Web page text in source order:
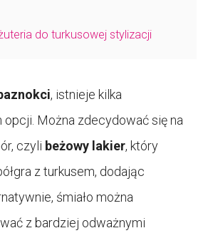
do turkusowej stylizacji
, istnieje kilka
Można zdecydować się na
czyli beżowy lakier, który
z turkusem, dodając
śmiało można
z bardziej odważnymi